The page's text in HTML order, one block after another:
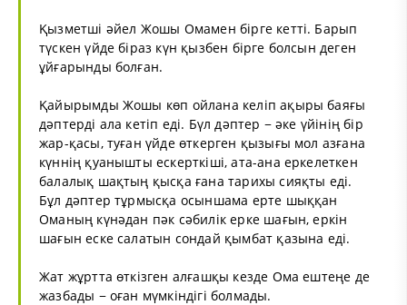
Қызметші әйел Жошы Омамен бірге кетті. Барып
түскен үйде біраз күн қызбен бірге болсын деген
ұйғарынды болған.
Қайырымды Жошы көп ойлана келіп ақыры баяғы
дәптерді ала кетіп еді. Бүл дәптер − әке үйінің бір
жар-қасы, туған үйде өткерген қызығы мол азғана
күннің қуанышты ескерткіші, ата-ана еркелеткен
балалық шақтың қысқа ғана тарихы сияқты еді.
Бұл дәптер тұрмысқа осыншама ерте шыққан
Оманың күнәдан пәк сәбилік ерке шағын, еркін
шағын еске салатын сондай қымбат қазына еді.
Жат жұртта өткізген алғашқы кезде Ома ештеңе де
жазбады − оған мүмкіндігі болмады.